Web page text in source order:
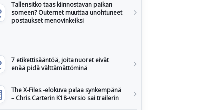
Tallensitko taas kiinnostavan paikan
someen? Outernet muuttaa unohtuneet
postaukset menovinkeiksi
7 etikettisääntöä, joita nuoret eivät
enää pidä välttämättöminä
The X-Files -elokuva palaa synkempänä
– Chris Carterin K18-versio sai trailerin